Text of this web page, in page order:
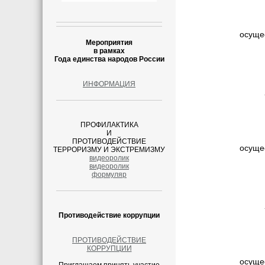
Мероприятия
в рамках
Года единства народов России
ИНФОРМАЦИЯ
ПРОФИЛАКТИКА
И
ПРОТИВОДЕЙСТВИЕ
ТЕРРОРИЗМУ И ЭКСТРЕМИЗМУ
видеоролик
видеоролик
формуляр
Противодействие коррупции
ПРОТИВОДЕЙСТВИЕ
КОРРУПЦИИ